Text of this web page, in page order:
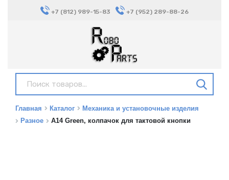
+7 (812) 989-15-83 +7 (952) 289-88-26
Главная Каталог
Механика и установочные изделия
Разное
A14 Green, колпачок для тактовой кнопки